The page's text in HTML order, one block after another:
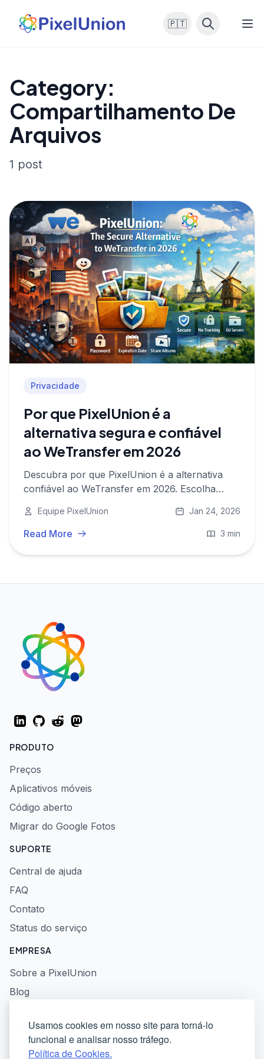
Usamos cookies em nosso site para torná-lo
funcional e analisar nosso tráfego.
Política de Cookies.
🇵🇹
Category:
Compartilhamento De
Arquivos
1 post
Privacidade
Por que PixelUnion é a
alternativa segura e confiável
ao WeTransfer em 2026
Descubra por que PixelUnion é a alternativa
confiável ao WeTransfer em 2026. Escolha
opções inovadoras de compartilhamento para
controle total sobre seus dados e privacidade.
Equipe PixelUnion Jan 24, 2026
Read More 3 min
LinkedInGitHubRedditMastodon
PRODUTO
Preços
Aplicativos móveis
Código aberto
Migrar do Google Fotos
SUPORTE
Central de ajuda
FAQ
Contato
Status do serviço
EMPRESA
Sobre a PixelUnion
Blog
Política de privacidade
Termos de serviço